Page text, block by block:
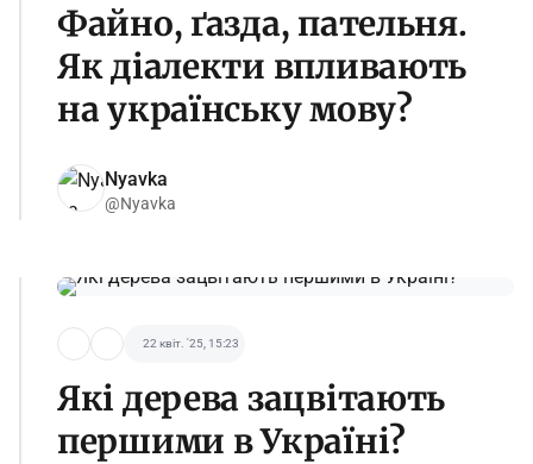
Файно, ґазда, пательня.
Як діалекти впливають
на українську мову?
Nyavka
@Nyavka
22 квіт. '25, 15:23
Які дерева зацвітають
першими в Україні?